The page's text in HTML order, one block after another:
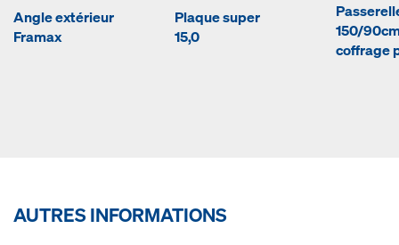
Angle extérieur
Framax
Plaque super
15,0
150/
coffrage
AUTRES INFORMATIONS